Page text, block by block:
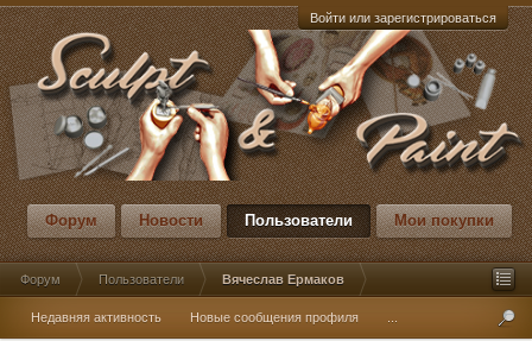
Войти или зарегистрироваться
Форум Новости Пользователи Мои покупки
Форум Пользователи Вячеслав Ермаков
Недавняя активность Новые сообщения профиля